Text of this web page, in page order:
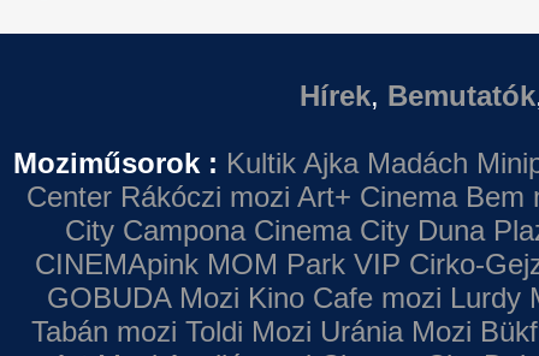
Hírek, Bemutatók
Moziműsorok : Kultik Ajka Madách
Center Rákóczi mozi Art+ Cinema Bem
City Campona Cinema City Duna
CINEMApink MOM Park VIP Cirko-
GOBUDA Mozi Kino Cafe mozi Lurdy
Tabán mozi Toldi Mozi Uránia Mozi